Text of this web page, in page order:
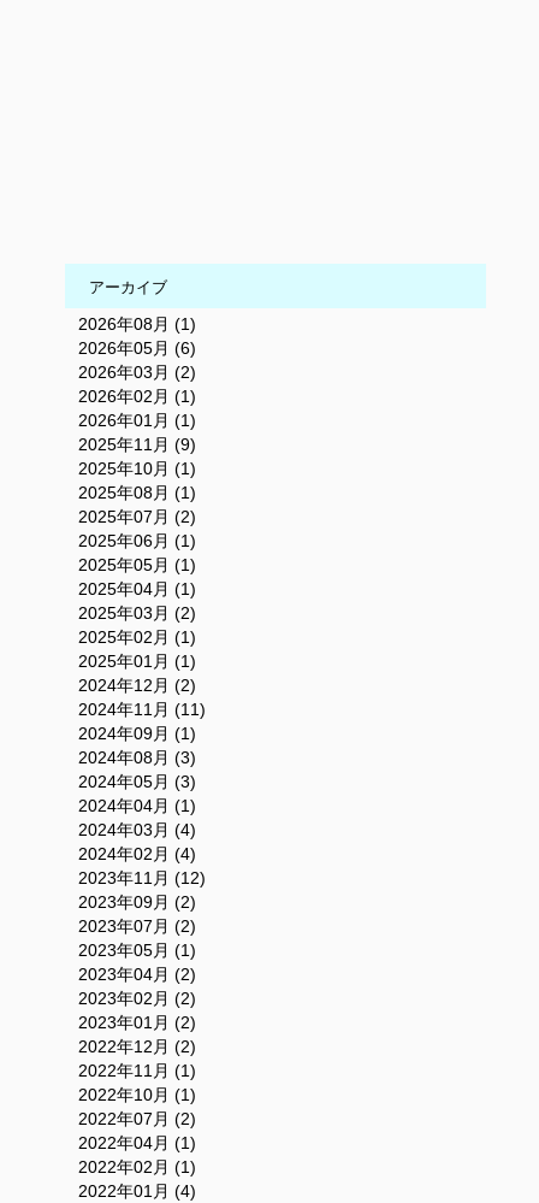
アーカイブ
2026年08月 (1)
2026年05月 (6)
2026年03月 (2)
2026年02月 (1)
2026年01月 (1)
2025年11月 (9)
2025年10月 (1)
2025年08月 (1)
2025年07月 (2)
2025年06月 (1)
2025年05月 (1)
2025年04月 (1)
2025年03月 (2)
2025年02月 (1)
2025年01月 (1)
2024年12月 (2)
2024年11月 (11)
2024年09月 (1)
2024年08月 (3)
2024年05月 (3)
2024年04月 (1)
2024年03月 (4)
2024年02月 (4)
2023年11月 (12)
2023年09月 (2)
2023年07月 (2)
2023年05月 (1)
2023年04月 (2)
2023年02月 (2)
2023年01月 (2)
2022年12月 (2)
2022年11月 (1)
2022年10月 (1)
2022年07月 (2)
2022年04月 (1)
2022年02月 (1)
2022年01月 (4)